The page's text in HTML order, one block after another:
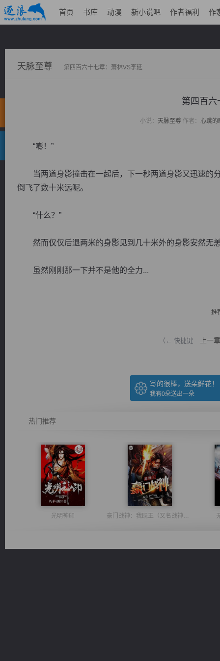
首页 书库 动漫 新小说吧 作者福利 作
天脉至尊 第四百六十七章：萧林VS李延
第四百六
小说： 天脉至尊作者： 心跳的
“嘭！”
当两道身影撞击在一起后，下一秒两道身影又迅速的
倒飞了数十米远呢。
“什么？”
然而仅仅后退两米的身影见到几十米外的身影安然无
虽然刚刚那一下并不是他的全力...
推
（← 快捷键 上一章
写的很棒，送朵鲜花！
我有0朵送出一朵
热门推荐
光明神印 豪门战神：我既王（又名战神归来不败神婿修罗战神）